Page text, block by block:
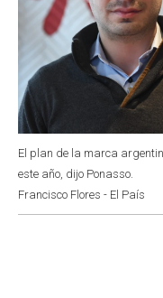
El plan de la marca
este año, dijo Ponasso.
Francisco Flores - El País